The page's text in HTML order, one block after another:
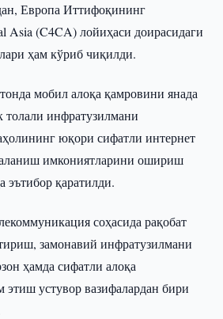
Европа Иттифоқининг
Asia (C4CA) лойиҳаси доирасидаги
ҳам кўриб чиқилди.
мобил алоқа қамровини янада
толали инфратузилмани
юқори сифатли интернет
имкониятларини ошириш
эътибор қаратилди.
соҳасида рақобат
замонавий инфратузилмани
ҳамда сифатли алоқа
этиш устувор вазифалардан бири